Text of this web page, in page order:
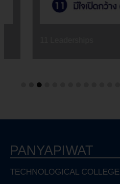
PANYAPIWAT
TECHNOLOGICAL COLLEGE